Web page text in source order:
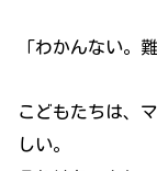
「わかんない。
こどもたちは、
しい。